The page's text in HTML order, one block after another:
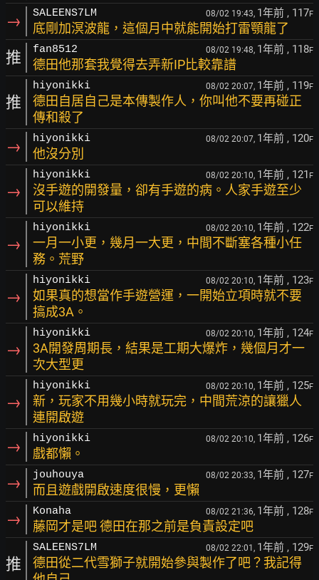
→ SALEENS7LM 08/02 19:43, 1年前 , 117F
底剛加溟波龍，這個月中就能開始打雷顎龍了
推 fan8512 08/02 19:48, 1年前 , 118F
德田他那套我覺得去弄新IP比較靠譜
推
hiyonikki 08/02 20:07, 1年前 , 119F
德田自居自己是本傳製作人，你叫他不要再碰正
傳和殺了
→ hiyonikki 08/02 20:07, 1年前 , 120F
他沒分別
→
hiyonikki 08/02 20:10, 1年前 , 121 F
沒手遊的開發量，卻有手遊的病。人家手遊至少
可以維持
→
hiyonikki 08/02 20:10, 1年前 , 122F
一月一小更，幾月一大更，中間不斷塞各種小任
務。荒野
→
hiyonikki 08/02 20:10, 1年前 , 123F
如果真的想當作手遊營運，一開始立項時就不要
搞成3A。
→
hiyonikki 08/02 20:10, 1年前 , 124F
3A開發周期長，結果是工期大爆炸，幾個月才一
次大型更
→
hiyonikki 08/02 20:10, 1年前 , 125F
新，玩家不用幾小時就玩完，中間荒涼的讓獵人
連開啟遊
→ hiyonikki 08/02 20:10, 1年前 , 126F
戲都懶。
→ jouhouya 08/02 20:33, 1年前 , 127F
而且遊戲開啟速度很慢，更懶
→ Konaha 08/02 21:36, 1年前 , 128F
藤岡才是吧 德田在那之前是負責設定吧
推
SALEENS7LM 08/02 22:01, 1年前 , 129F
德田從二代雪獅子就開始參與製作了吧？我記得